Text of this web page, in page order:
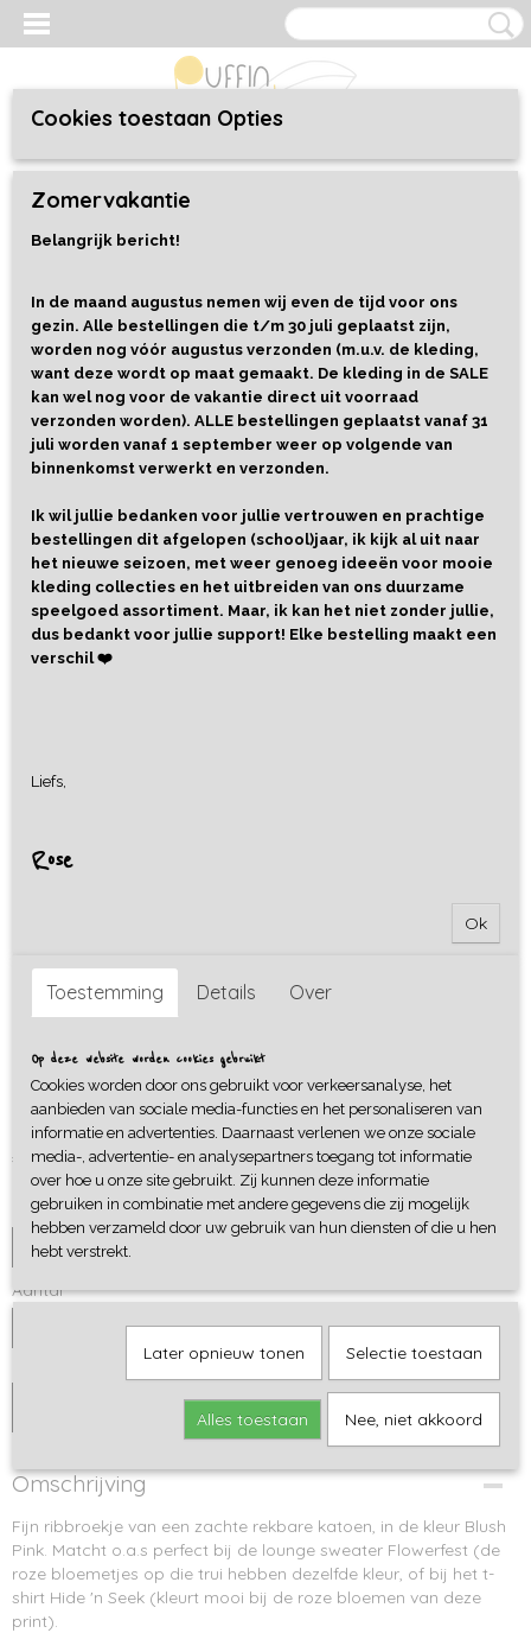
Blush Pink
Ribbroekje Blush Pink
€ 19,95
Maat
Aantal
IN WINKELWAGEN
Omschrijving
Fijn ribbroekje van een zachte rekbare katoen, in de kleur Blush
Pink. Matcht o.a.s perfect bij de lounge sweater Flowerfest (de
roze bloemetjes op die trui hebben dezelfde kleur, of bij het t-
shirt Hide 'n Seek (kleurt mooi bij de roze bloemen van deze
print).
Cookies toestaan Opties
Zomervakantie
Belangrijk bericht!
In de maand augustus nemen wij even de tijd voor ons
gezin. Alle bestellingen die t/m 30 juli geplaatst zijn,
worden nog vóór augustus verzonden (m.u.v. de kleding,
want deze wordt op maat gemaakt. De kleding in de SALE
kan wel nog voor de vakantie direct uit voorraad
verzonden worden). ALLE bestellingen geplaatst vanaf 31
juli worden vanaf 1 september weer op volgende van
binnenkomst verwerkt en verzonden.
Ik wil jullie bedanken voor jullie vertrouwen en prachtige
bestellingen dit afgelopen (school)jaar, ik kijk al uit naar
het nieuwe seizoen, met weer genoeg ideeën voor mooie
kleding collecties en het uitbreiden van ons duurzame
speelgoed assortiment. Maar, ik kan het niet zonder jullie,
dus bedankt voor jullie support! Elke bestelling maakt een
verschil ❤️
Liefs,
Rose
Ok
Toestemming Details Over
Op deze website worden cookies gebruikt
Cookies worden door ons gebruikt voor verkeersanalyse, het
aanbieden van sociale media-functies en het personaliseren van
informatie en advertenties. Daarnaast verlenen we onze sociale
media-, advertentie- en analysepartners toegang tot informatie
over hoe u onze site gebruikt. Zij kunnen deze informatie
gebruiken in combinatie met andere gegevens die zij mogelijk
hebben verzameld door uw gebruik van hun diensten of die u hen
hebt verstrekt.
Later opnieuw tonen Selectie toestaan
Alles toestaan Nee, niet akkoord